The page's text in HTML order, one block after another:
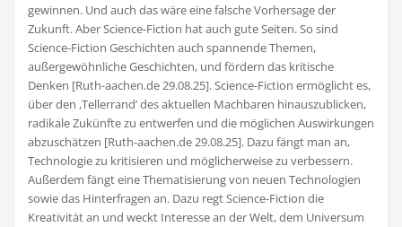
gewinnen. Und auch das wäre eine falsche Vorhersage der
Zukunft. Aber Science-Fiction hat auch gute Seiten. So sind
Science-Fiction Geschichten auch spannende Themen,
außergewöhnliche Geschichten, und fördern das kritische
Denken [Ruth-aachen.de 29.08.25]. Science-Fiction ermöglicht es,
über den ,Tellerrand’ des aktuellen Machbaren hinauszublicken,
radikale Zukünfte zu entwerfen und die möglichen Auswirkungen
abzuschätzen [Ruth-aachen.de 29.08.25]. Dazu fängt man an,
Technologie zu kritisieren und möglicherweise zu verbessern.
Außerdem fängt eine Thematisierung von neuen Technologien
sowie das Hinterfragen an. Dazu regt Science-Fiction die
Kreativität an und weckt Interesse an der Welt, dem Universum